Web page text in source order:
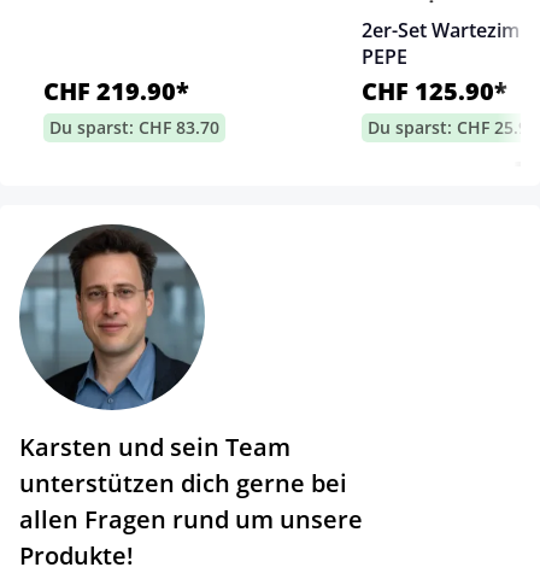
CHF 219.90*
Du sparst: CHF 83.70
2er-Set
PEPE
CHF 125.90*
Du sparst: CHF 25.90
Karsten und sein Team
unterstützen dich gerne bei
allen Fragen rund um unsere
Produkte!